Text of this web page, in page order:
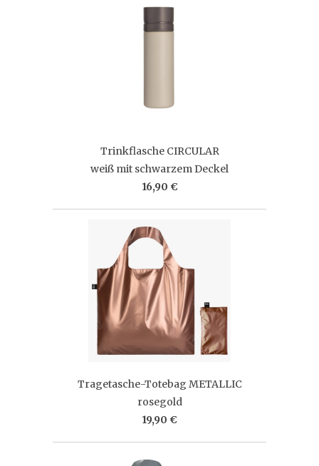
Trinkflasche CIRCULAR
weiß mit schwarzem Deckel
16,90 €
Tragetasche-Totebag METALLIC
rosegold
19,90 €